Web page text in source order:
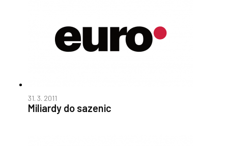
31. 3. 2011
Miliardy do sazenic